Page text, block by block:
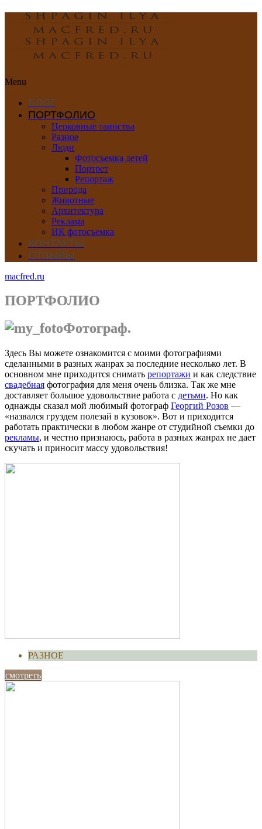
Menu
БЛОГ
ПОРТФОЛИО
Церковные таинства
Разное
Люди
Фотосъемка детей
Портрет
Репортаж
Природа
Животные
Архитектура
Реклама
ИК фотосъемка
КОНТАКТЫ
ОТЗЫВЫ
macfred.ru
ПОРТФОЛИО
Фотограф.
Здесь Вы можете ознакомится с моими фотографиями
сделанными в разных жанрах за последние несколько лет. В
основном мне приходится снимать репортажи и как следствие
свадебная фотография для меня очень близка. Так же мне
доставляет большое удовольствие работа с детьми. Но как
однажды сказал мой любимый фотограф Георгий Розов —
«назвался груздем полезай в кузовок». Вот и приходится
работать практически в любом жанре от студийной съемки до
рекламы, и честно признаюсь, работа в разных жанрах не дает
скучать и приносит массу удовольствия!
РАЗНОЕ
смотреть